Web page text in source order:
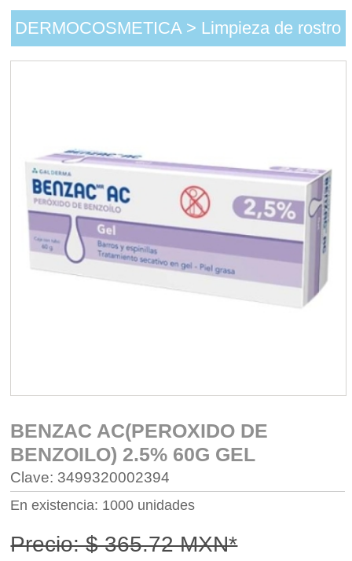
DERMOCOSMETICA > Limpieza de rostro
BENZAC AC(PEROXIDO DE
BENZOILO) 2.5% 60G GEL
Clave: 3499320002394
En existencia: 1000 unidades
Precio: $ 365.72 MXN*